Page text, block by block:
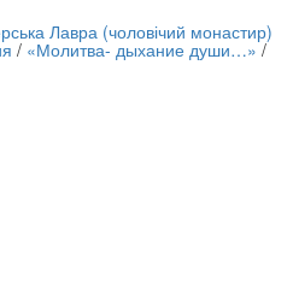
Лавра (чоловічий монастир)
/ «Молитва- дыхание души…»/